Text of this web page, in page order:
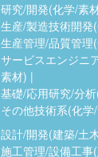
研究/開発(化学/素
生産/製造技術開発
生産管理/品質管理
サービスエンジニ
素材)
基礎/応用研究/分
その他技術系(化学
設計/開発(建築/土
施工管理/設備工事